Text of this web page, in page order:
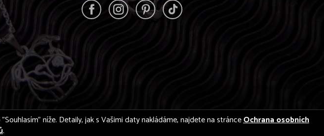
níže. Detaily, jak s Vašimi daty nakládáme, najdete na stránceOchrana osobních
.